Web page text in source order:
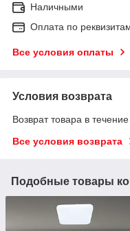
Наличными
Оплата по
Все условия оплаты
Условия возврата
Возврат товара в
Все условия возврата
Подобные товары